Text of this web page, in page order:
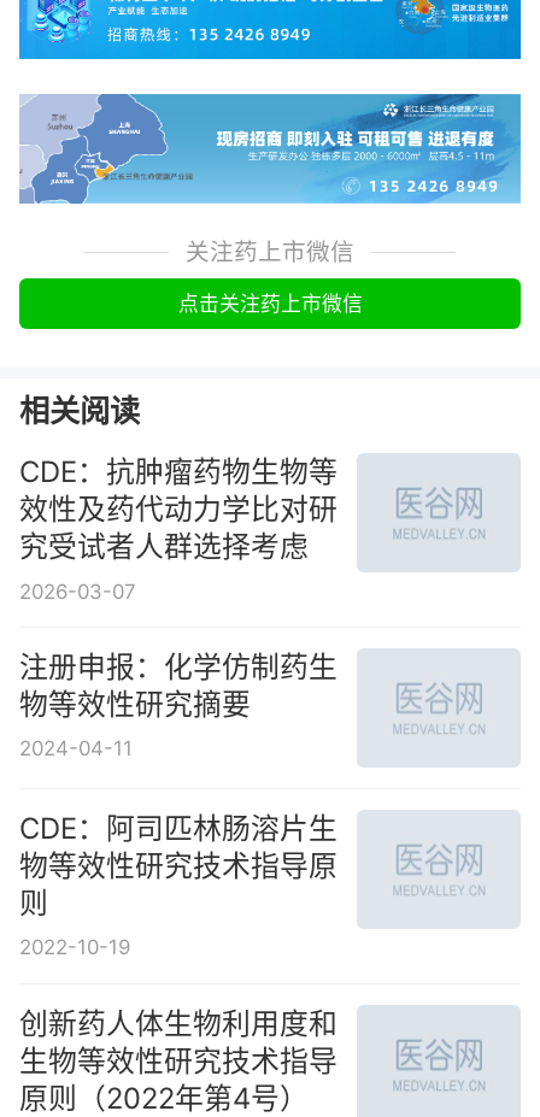
关注药上市微信
点击关注药上市微信
相关阅读
CDE：抗肿瘤药物生物等
效性及药代动力学比对研
究受试者人群选择考虑
2026-03-07
注册申报：化学仿制药生
物等效性研究摘要
2024-04-11
CDE：阿司匹林肠溶片生
物等效性研究技术指导原
则
2022-10-19
创新药人体生物利用度和
生物等效性研究技术指导
原则（2022年第4号）